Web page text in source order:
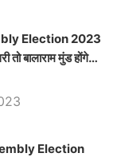
Election 2023
तो बालाराम मुंड होंगे
बायतू विधानसभा
Election